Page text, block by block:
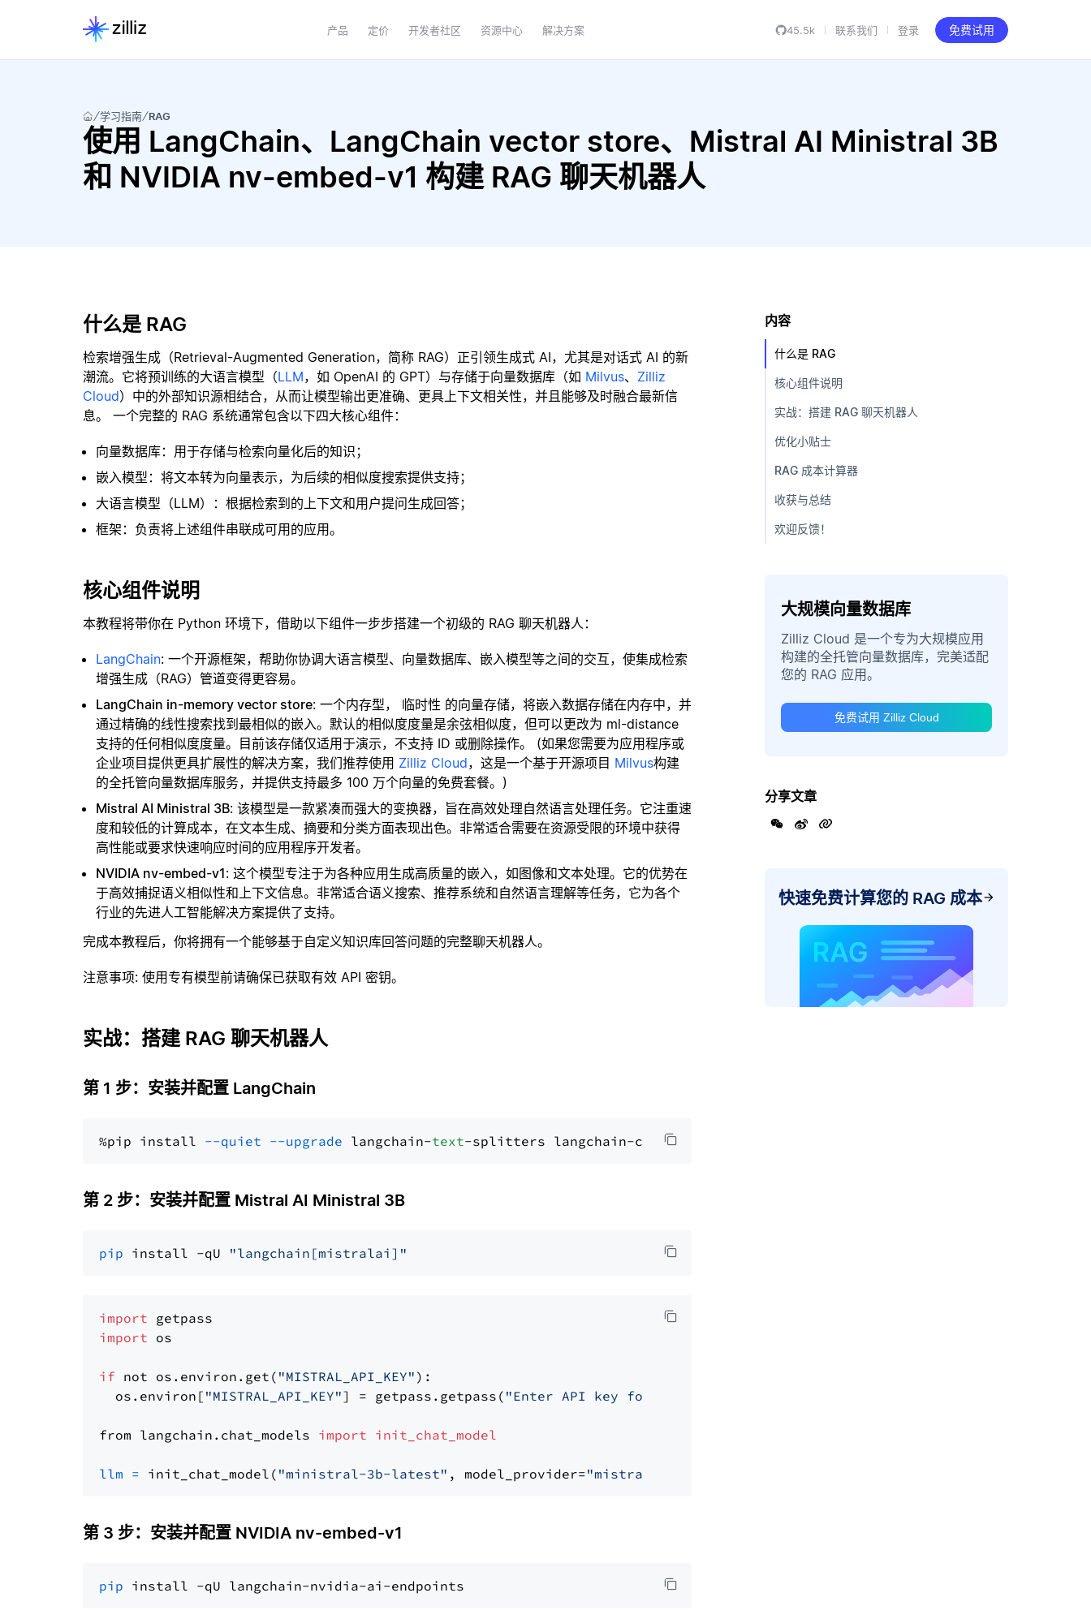
产品 定价 开发者社区 资源中心 解决方案 45.5k 联系我们 登录 免费试用
学习指南 RAG
使用 LangChain、LangChain vector store、Mistral AI Ministral 3B
和 NVIDIA nv-embed-v1 构建 RAG 聊天机器人
什么是 RAG
检索增强生成（Retrieval-Augmented Generation，简称 RAG）正引领生成式 AI，尤其是对话式 AI 的新
潮流。它将预训练的大语言模型（LLM，如 OpenAI 的 GPT）与存储于向量数据库（如 Milvus、 Zilliz
Cloud）中的外部知识源相结合，从而让模型输出更准确、更具上下文相关性，并且能够及时融合最新信
息。 一个完整的 RAG 系统通常包含以下四大核心组件：
向量数据库：用于存储与检索向量化后的知识；
嵌入模型：将文本转为向量表示，为后续的相似度搜索提供支持；
大语言模型（LLM）：根据检索到的上下文和用户提问生成回答；
框架：负责将上述组件串联成可用的应用。
核心组件说明
本教程将带你在 Python 环境下，借助以下组件一步步搭建一个初级的 RAG 聊天机器人：
LangChain: 一个开源框架，帮助你协调大语言模型、向量数据库、嵌入模型等之间的交互，使集成检索
增强生成（RAG）管道变得更容易。
LangChain in-memory vector store: 一个内存型， 临时性 的向量存储，将嵌入数据存储在内存中，并
通过精确的线性搜索找到最相似的嵌入。默认的相似度度量是余弦相似度，但可以更改为 ml-distance
支持的任何相似度度量。目前该存储仅适用于演示，不支持 ID 或删除操作。 (如果您需要为应用程序或
企业项目提供更具扩展性的解决方案，我们推荐使用 Zilliz Cloud，这是一个基于开源项目 Milvus构建
的全托管向量数据库服务，并提供支持最多 100 万个向量的免费套餐。)
Mistral AI Ministral 3B: 该模型是一款紧凑而强大的变换器，旨在高效处理自然语言处理任务。它注重速
度和较低的计算成本，在文本生成、摘要和分类方面表现出色。非常适合需要在资源受限的环境中获得
高性能或要求快速响应时间的应用程序开发者。
NVIDIA nv-embed-v1: 这个模型专注于为各种应用生成高质量的嵌入，如图像和文本处理。它的优势在
于高效捕捉语义相似性和上下文信息。非常适合语义搜索、推荐系统和自然语言理解等任务，它为各个
行业的先进人工智能解决方案提供了支持。
完成本教程后，你将拥有一个能够基于自定义知识库回答问题的完整聊天机器人。
注意事项: 使用专有模型前请确保已获取有效 API 密钥。
实战：搭建 RAG 聊天机器人
第 1 步：安装并配置 LangChain
%pip install --quiet --upgrade langchain-text
第 2 步：安装并配置 Mistral AI Ministral 3B
pip install -qU "langchain[mistralai]"
import
import os
if not os.environ.get( "MISTRAL_API_KEY" ):
  os.environ[
"MISTRAL_API_KEY"] = getpass.getpass( "Enter API key for Mistral AI: "
from langchain.chat_models import init_chat_model
llm = init_chat_model( "ministral-3b-latest" , model_provider="mistralai"
第 3 步：安装并配置 NVIDIA nv-embed-v1
pip
内容
什么是 RAG
核心组件说明
实战：搭建 RAG 聊天机器人
优化小贴士
RAG 成本计算器
收获与总结
欢迎反馈！
大规模向量数据库
Zilliz Cloud 是一个专为大规模应用
构建的全托管向量数据库，完美适配
您的 RAG 应用。
免费试用 Zilliz Cloud
分享文章
快速免费计算您的 RAG 成本